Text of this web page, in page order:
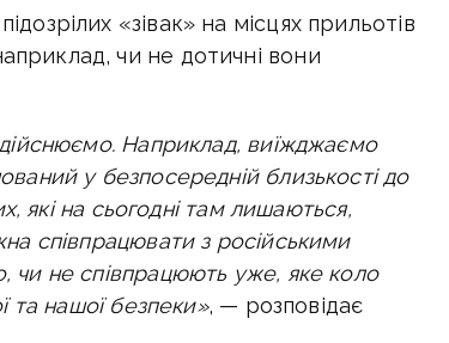
«зівак» на місцях прильотів
чи не дотичні вони
Наприклад, виїжджаємо
у безпосередній близькості до
які на сьогодні там лишаються,
співпрацювати з російськими
чи не співпрацюють уже, яке коло
та нашої безпеки», — розповідає